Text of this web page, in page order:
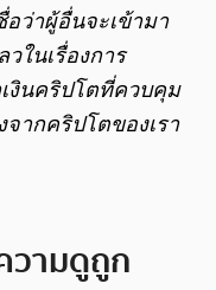
ว่าผู้อื่นจะเข้ามา
ในเรื่องการ
เงินคริปโตที่ควบคุม
ากคริปโตของเรา
ามดูถูก